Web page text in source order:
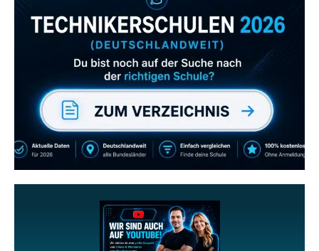
Abonniere uns auch
gerne
wenn dir unsere Videos gefallen!
ZUM YOUTUBE KANAL